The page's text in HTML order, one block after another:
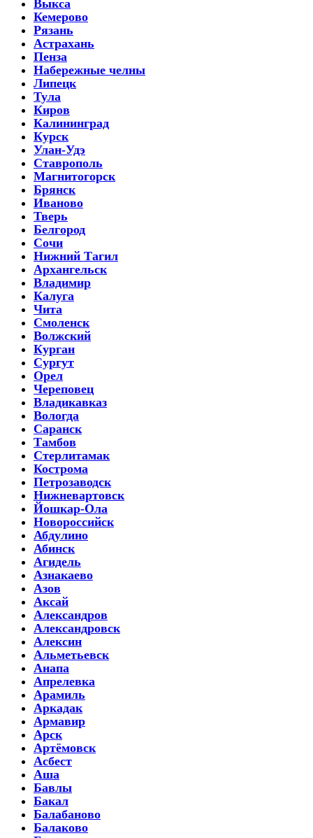
Выкса
Кемерово
Рязань
Астрахань
Пенза
Набережные челны
Липецк
Тула
Киров
Калининград
Курск
Улан-Удэ
Ставрополь
Магнитогорск
Брянск
Иваново
Тверь
Белгород
Сочи
Нижний Тагил
Архангельск
Владимир
Калуга
Чита
Смоленск
Волжский
Курган
Сургут
Орел
Череповец
Владикавказ
Вологда
Саранск
Тамбов
Стерлитамак
Кострома
Петрозаводск
Нижневартовск
Йошкар-Ола
Новороссийск
Абдулино
Абинск
Агидель
Азнакаево
Азов
Аксай
Александров
Александровск
Алексин
Альметьевск
Анапа
Апрелевка
Арамиль
Аркадак
Армавир
Арск
Артёмовск
Асбест
Аша
Бавлы
Бакал
Балабаново
Балаково